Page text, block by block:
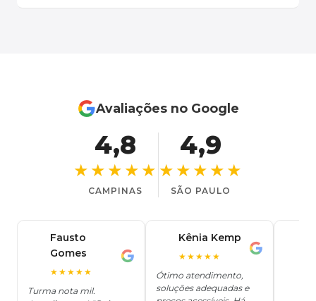
Avaliações no Google
4,8
★★★★★
CAMPINAS
4,9
★★★★★
SÃO PAULO
Fausto
Gomes
★★★★★
Turma nota mil.
Kênia Kemp
★★★★★
Ótimo atendimento,
soluções adequadas e